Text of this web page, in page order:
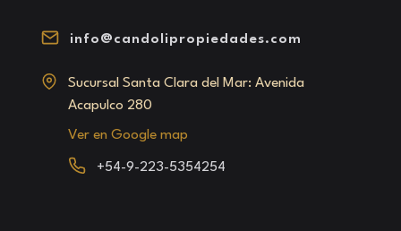
info@candolipropiedades.com
Sucursal Santa Clara del Mar: Avenida
Acapulco 280
Ver en Google map
+54-9-223-5354254